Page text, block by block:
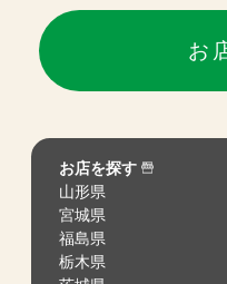
お
お店を探す
山形県
宮城県
福島県
栃木県